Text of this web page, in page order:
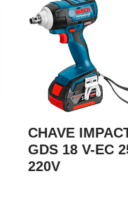
CHAVE
GDS 18 V-EC
220V